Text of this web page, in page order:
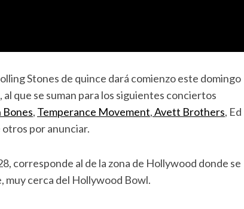
Stones de quince dará comienzo este domingo
, al que se suman para los siguientes conciertos
Bones, Temperance Movement,Avett Brothers, Ed
por anunciar.
corresponde al de la zona de Hollywood donde se
cerca del Hollywood Bowl.